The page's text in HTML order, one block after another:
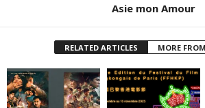
Asie mon Amour
RELATED ARTICLES MORE